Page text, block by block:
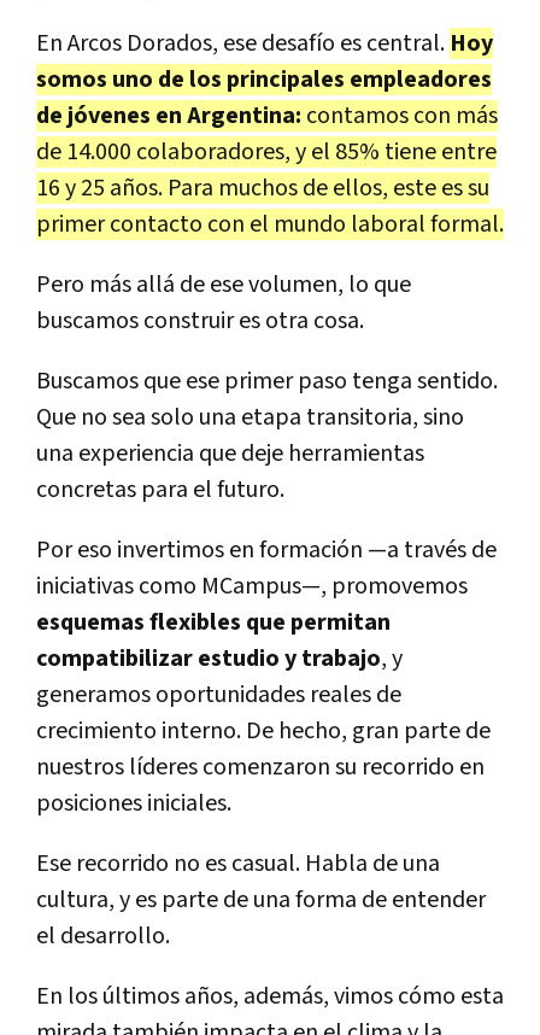
En Arcos Dorados, ese desafío es central. Hoy
somos uno de los principales empleadores
de jóvenes en Argentina: contamos con más
de 14.000 colaboradores, y el 85% tiene entre
16 y 25 años. Para muchos de ellos, este es su
primer contacto con el mundo laboral formal.
Pero más allá de ese volumen, lo que
buscamos construir es otra cosa.
Buscamos que ese primer paso tenga sentido.
Que no sea solo una etapa transitoria, sino
una experiencia que deje herramientas
concretas para el futuro.
Por eso invertimos en formación —a través de
iniciativas como MCampus—, promovemos
esquemas flexibles que permitan
compatibilizar estudio y trabajo, y
generamos oportunidades reales de
crecimiento interno. De hecho, gran parte de
nuestros líderes comenzaron su recorrido en
posiciones iniciales.
Ese recorrido no es casual. Habla de una
cultura, y es parte de una forma de entender
el desarrollo.
En los últimos años, además, vimos cómo esta